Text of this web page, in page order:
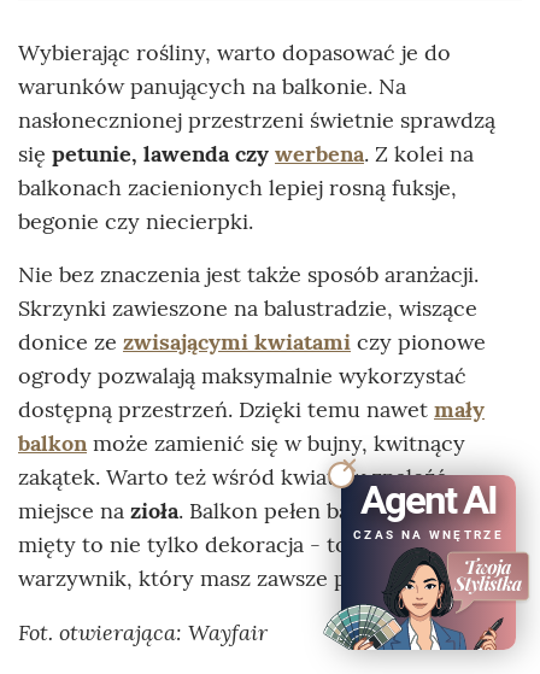
Wybierając rośliny, warto dopasować je do
warunków panujących na balkonie. Na
nasłonecznionej przestrzeni świetnie sprawdzą
się petunie, lawenda czy werbena. Z kolei na
balkonach zacienionych lepiej rosną fuksje,
begonie czy niecierpki.
Nie bez znaczenia jest także sposób aranżacji.
Skrzynki zawieszone na balustradzie, wiszące
donice ze zwisającymi kwiatami czy pionowe
ogrody pozwalają maksymalnie wykorzystać
dostępną przestrzeń. Dzięki temu nawet mały
balkon może zamienić się w bujny, kwitnący
zakątek. Warto też wśród kwiatów znaleźć
miejsce na zioła. Balkon pełen bazylii, tymianku i
mięty to nie tylko dekoracja - to mały
warzywnik, który masz zawsze pod ręką.
Fot. otwierająca: Wayfair
Agent AI
CZAS NA WNĘTRZE